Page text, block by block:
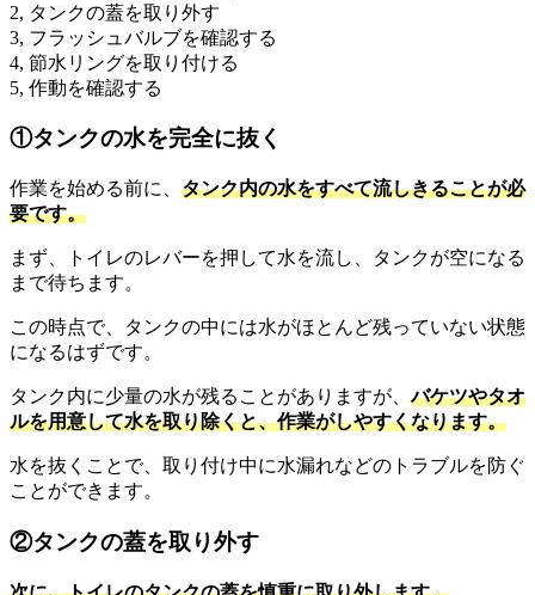
2, タンクの蓋を取り外す
3, フラッシュバルブを確認する
4, 節水リングを取り付ける
5, 作動を確認する
①タンクの水を完全に抜く
作業を始める前に、 タンク内の水をすべて流しきることが必
要です。
まず、トイレのレバーを押して水を流し、タンクが空になる
まで待ちます。
この時点で、タンクの中には水がほとんど残っていない状態
になるはずです。
タンク内に少量の水が残ることがありますが、バケツやタオ
ルを用意して水を取り除くと、作業がしやすくなります。
水を抜くことで、取り付け中に水漏れなどのトラブルを防ぐ
ことができます。
②タンクの蓋を取り外す